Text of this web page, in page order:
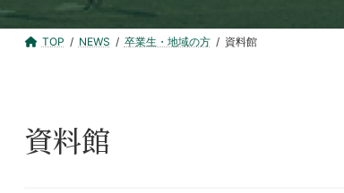
TOP NEWS 卒業生・地域の方 資料館
資料館